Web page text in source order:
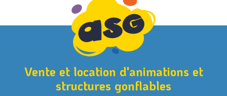
Vente et location d'animations et
structures gonflables